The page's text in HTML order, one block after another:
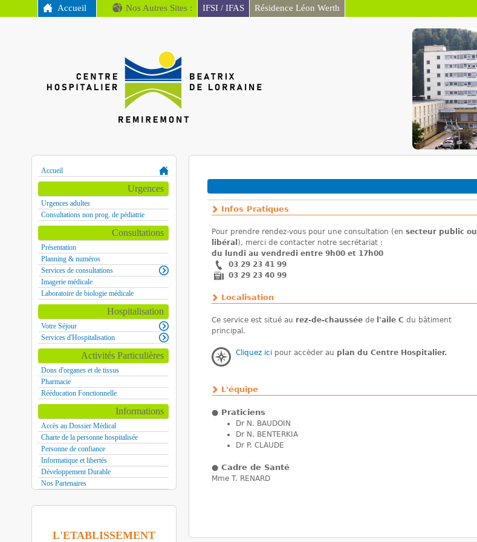
MENU PRINCIPAL
Accueil Nos Autres Sites : IFSI / IFAS Résidence Léon Werth
RemiremontVous êtes ici
Infos Pratiques
Pour prendre rendez-vous pour une consultation (en secteur public ou
libéral ), merci de contacter notre secrétariat :
du lundi au vendredi entre 9h00 et 17h00
03 29 23 41 99
03 29 23 40 99
Localisation
Ce service est situé au rez-de-chaussée de l'aile C du bâtiment
principal.
Cliquez ici pour accèder au plan du Centre Hospitalier.
L'équipe
● Praticiens
Dr N. BAUDOIN
Dr N. BENTERKIA
Dr P. CLAUDE
● Cadre de Santé
Mme T. RENARD
Accueil
Urgences
Urgences adultes
Consultations non prog. de pédiatrie
Consultations
Présentation
Planning & numéros
Services de consultations
Imagerie médicale
Laboratoire de biologie médicale
Hospitalisation
Votre Séjour
Services d'Hospitalisation
Activités Particulières
Dons d'organes et de tissus
Pharmacie
Rééducation Fonctionnelle
Informations
Accès au Dossier Médical
Charte de la personne hospitalisée
Personne de confiance
Informatique et libertés
Développement Durable
Nos Partenaires
L'ETABLISSEMENT